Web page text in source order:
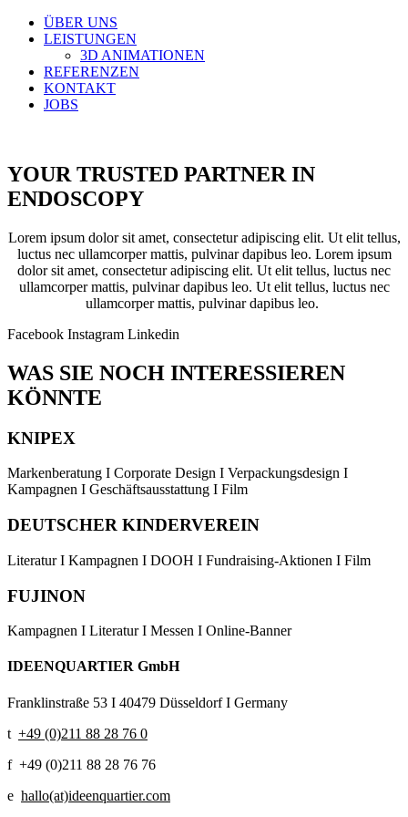
ÜBER UNS
LEISTUNGEN
3D ANIMATIONEN
REFERENZEN
KONTAKT
JOBS
YOUR TRUSTED PARTNER IN
ENDOSCOPY
Lorem ipsum dolor sit amet, consectetur adipiscing elit. Ut elit tellus,
luctus nec ullamcorper mattis, pulvinar dapibus leo. Lorem ipsum
dolor sit amet, consectetur adipiscing elit. Ut elit tellus, luctus nec
ullamcorper mattis, pulvinar dapibus leo. Ut elit tellus, luctus nec
ullamcorper mattis, pulvinar dapibus leo.
Facebook Instagram Linkedin
WAS SIE NOCH INTERESSIEREN
KÖNNTE
KNIPEX
Markenberatung Ι Corporate Design Ι Verpackungsdesign Ι
Kampagnen Ι Geschäftsausstattung Ι Film
DEUTSCHER KINDERVEREIN
Literatur Ι Kampagnen Ι DOOH Ι Fundraising-Aktionen Ι Film
FUJINON
Kampagnen Ι Literatur Ι Messen Ι Online-Banner
IDEENQUARTIER GmbH
Franklinstraße 53 Ι 40479 Düsseldorf Ι Germany
t +49 (0)211 88 28 76 0
f +49 (0)211 88 28 76 76
e hallo(at)ideenquartier.com